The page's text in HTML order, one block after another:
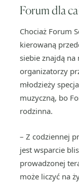
Forum dla
Chociaż Forum
kierowaną
siebie znajdą na
organizatorzy
młodzieży
muzyczną, bo
rodzinna.
– Z codziennej
jest wsparcie
prowadzonej
może liczyć na